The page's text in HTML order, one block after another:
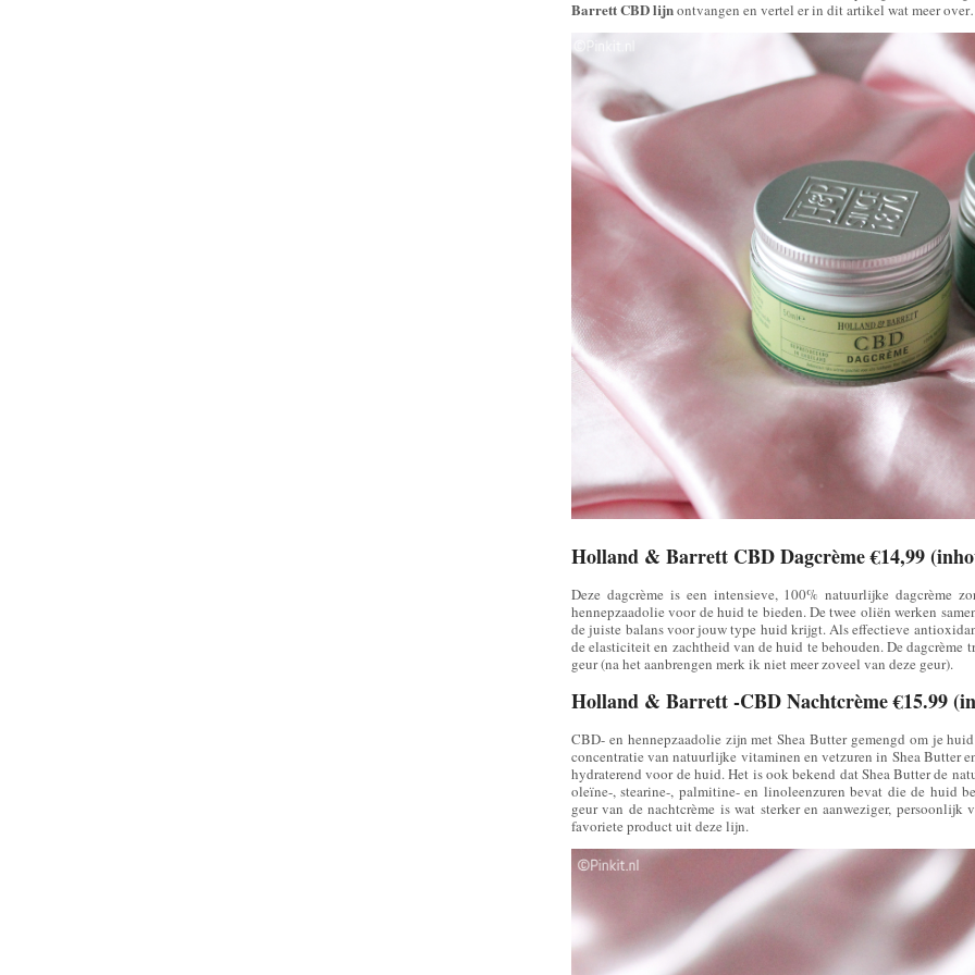
Barrett CBD lijnontvangen en vertel er in dit artikel wat meer
Holland & Barrett CBD Dagcrème €14,99
Deze dagcrème is een intensieve, 100% natuurlijke dagcrème
hennepzaadolie voor de huid te bieden. De twee oliën werken
de juiste balans voor jouw type huid krijgt. Als effectieve
de elasticiteit en zachtheid van de huid te behouden. De
geur (na het aanbrengen merk ik niet meer zoveel van deze geur).
Holland & Barrett -CBD Nachtcrème €15.99
CBD- en hennepzaadolie zijn met Shea Butter gemengd om je
concentratie van natuurlijke vitaminen en vetzuren in Shea Butter
hydraterend voor de huid. Het is ook bekend dat Shea Butter de
oleïne-, stearine-, palmitine- en linoleenzuren bevat die de huid
geur van de nachtcrème is wat sterker en aanweziger,
favoriete product uit deze lijn.